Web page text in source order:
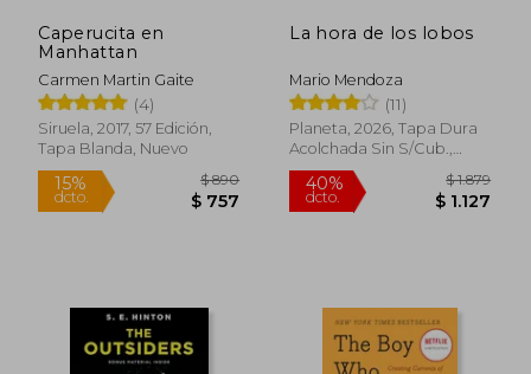
Caperucita en
Manhattan
Carmen Martin Gaite
(4)
Siruela, 2017, 57 Edición,
Tapa Blanda, Nuevo
La hora de los lobos
Mario Mendoza
(11)
Planeta, 2026, Tapa Dura
Acolchada Sin S/cub.,
Nuevo
40%